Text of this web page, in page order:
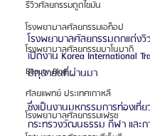
รีวิวศัลยกรรมดูดไขมัน
โรงพยาบาลศัลยกรรมเอท็อป
โรงพยาบาลศัลยกรรมบาโนบากิ
Beauty Blog
ศัลยแพทย์ ประเทศเกาหลี
โรงพยาบาลศัลยกรรมเฟรช
โรงพยาบาลศัลยกรรมตกแต่งวิ
เปิดงาน Korea International
มิถุนายนที่ผ่านมา
ซึ่งเป็นงานมหกรรมการท่องเที่
กระทรวงวัฒนธรรม กีฬา และก